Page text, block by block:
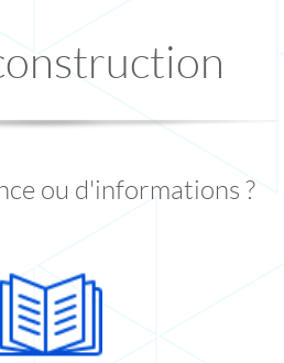
ou d'informations ?